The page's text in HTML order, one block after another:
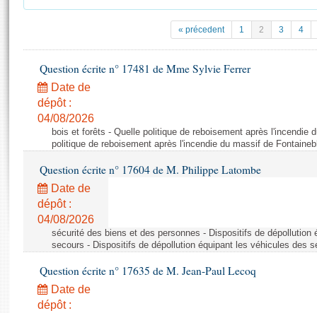
Projets de loi
Propositions de loi
Amendements
Textes adoptés
Rapports législatifs
Rapports sur l'application des lois
Baromètre de l’application des lois
Dossiers législatifs
Budget et sécurité sociale
Questions écrites et orales
( Constitution | Règlement de l'Assemblée ... )
Histoire
Juniors
Anciennes législatures
Contacts et plan d'accès
Photos libres de droit
« précedent 1 2 3 4
Question écrite n° 17481 de Mme Sylvie Ferrer
Date de
dépôt :
04/08/2026
bois et forêts - Quelle politique de reboisement après l'incendie
politique de reboisement après l'incendie du massif de
Question écrite n° 17604 de M. Philippe Latombe
Date de
dépôt :
04/08/2026
sécurité des biens et des personnes - Dispositifs de
secours - Dispositifs de dépollution équipant les véhicules des
Question écrite n° 17635 de M. Jean-Paul Lecoq
Date de
dépôt :